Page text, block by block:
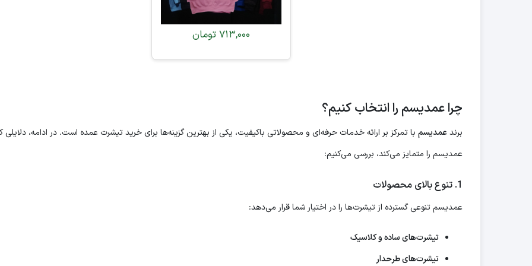
713,000 تومان
چرا عمدیسم را انتخاب کنیم؟
برندعمدیسم با تمرکز بر ارائه خدمات حرفه‌ای و محصولاتی باکیفیت، یکی از بهترین گزینه‌ها برای خرید تیشرت عمده است. در ادامه، دلایلی
عمدیسم را متمایز می‌کند، بررسی می‌کنیم:
1. تنوع بالای محصولات
عمدیسم تنوعی گسترده از تیشرت‌ها را در اختیار شما قرار می‌دهد:
تیشرت‌های ساده و کلاسیک
تیشرت‌های طرحدار